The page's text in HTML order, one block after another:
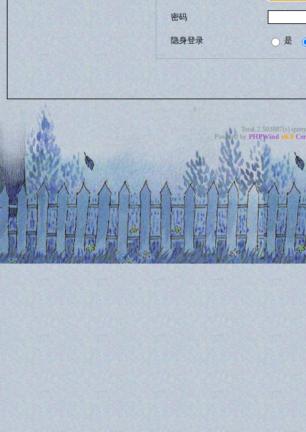
密码
隐身登录 是
Total 2.503887(s)
Powered by PHPWind v6.0